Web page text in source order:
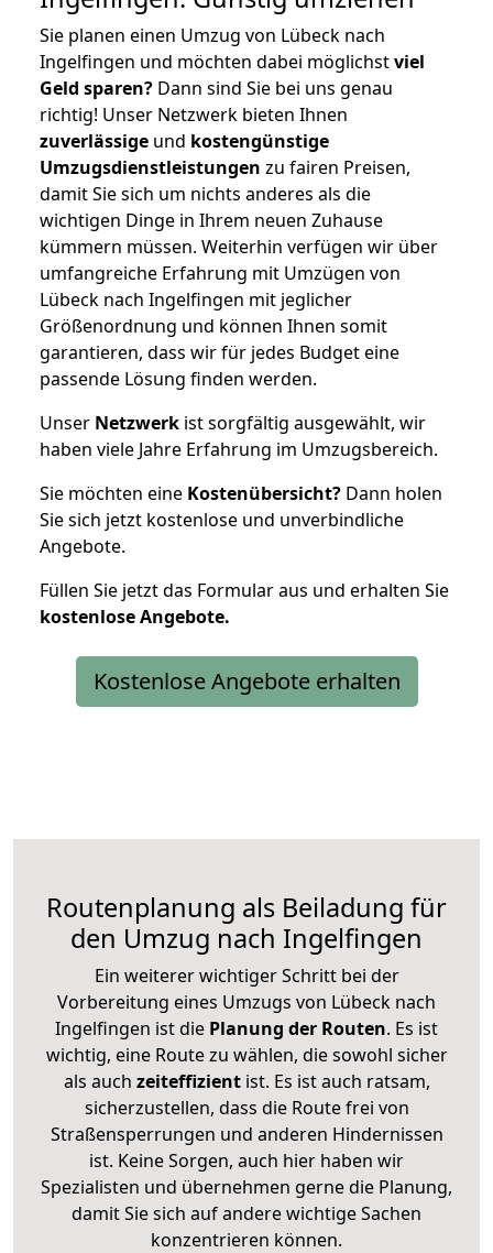
Sie planen einen Umzug von Lübeck nach
Ingelfingen und möchten dabei möglichstviel
Geld sparen? Dann sind Sie bei uns genau
richtig! Unser Netzwerk bieten Ihnen
zuverlässige und kostengünstige
Umzugsdienstleistungen zu fairen Preisen,
damit Sie sich um nichts anderes als die
wichtigen Dinge in Ihrem neuen Zuhause
kümmern müssen. Weiterhin verfügen wir über
umfangreiche Erfahrung mit Umzügen von
Lübeck nach Ingelfingen mit jeglicher
Größenordnung und können Ihnen somit
garantieren, dass wir für jedes Budget eine
passende Lösung finden werden.
Unser Netzwerk ist sorgfältig ausgewählt, wir
haben viele Jahre Erfahrung im Umzugsbereich.
Sie möchten eine Kostenübersicht? Dann holen
Sie sich jetzt kostenlose und unverbindliche
Angebote.
Füllen Sie jetzt das Formular aus und erhalten Sie
kostenloseAngebote.
Kostenlose Angebote erhalten
Routenplanung als Beiladung für
den Umzug nach Ingelfingen
Ein weiterer wichtiger Schritt bei der
Vorbereitung eines Umzugs von Lübeck nach
Ingelfingen ist die Planung der Routen. Es ist
wichtig, eine Route zu wählen, die sowohl sicher
als auch zeiteffizientist. Es ist auch ratsam,
sicherzustellen, dass die Route frei von
Straßensperrungen und anderen Hindernissen
ist. Keine Sorgen, auch hier haben wir
Spezialisten und übernehmen gerne die Planung,
damit Sie sich auf andere wichtige Sachen
konzentrieren können.